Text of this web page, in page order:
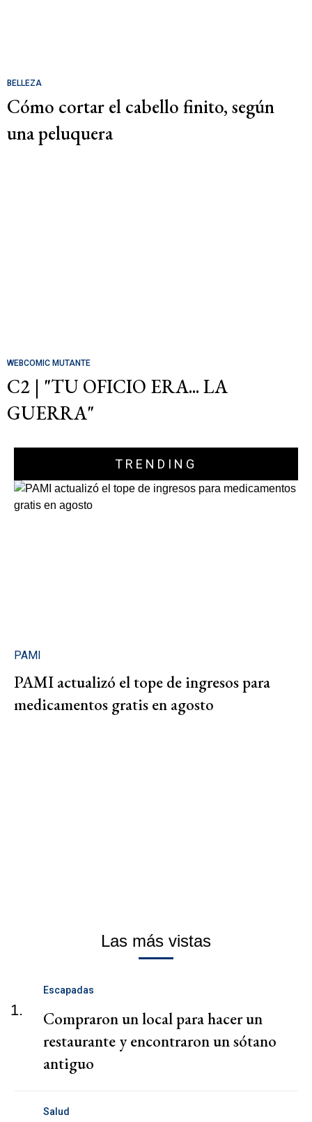
BELLEZA
Cómo cortar el cabello finito, según
una peluquera
WEBCOMIC MUTANTE
C2 | "TU OFICIO ERA... LA
GUERRA"
TRENDING
PAMI
PAMI actualizó el tope de ingresos para
medicamentos gratis en agosto
Las más vistas
1.
Escapadas
Compraron un local para hacer un
restaurante y encontraron un sótano
antiguo
Salud